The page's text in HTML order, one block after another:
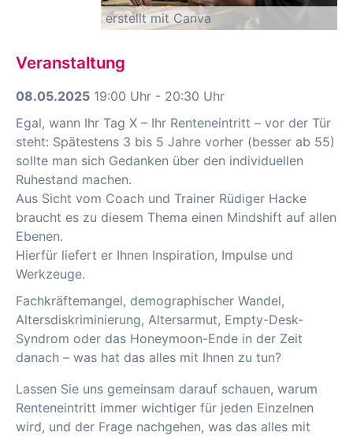
erstellt mit Canva
Veranstaltung
08.05.2025 19:00 Uhr - 20:30 Uhr
Egal, wann Ihr Tag X – Ihr Renteneintritt – vor der Tür
steht: Spätestens 3 bis 5 Jahre vorher (besser ab 55)
sollte man sich Gedanken über den individuellen
Ruhestand machen.
Aus Sicht vom Coach und Trainer Rüdiger Hacke
braucht es zu diesem Thema einen Mindshift auf allen
Ebenen.
Hierfür liefert er Ihnen Inspiration, Impulse und
Werkzeuge.
Fachkräftemangel, demographischer Wandel,
Altersdiskriminierung, Altersarmut, Empty-Desk-
Syndrom oder das Honeymoon-Ende in der Zeit
danach – was hat das alles mit Ihnen zu tun?
Lassen Sie uns gemeinsam darauf schauen, warum
Renteneintritt immer wichtiger für jeden Einzelnen
wird, und der Frage nachgehen, was das alles mit